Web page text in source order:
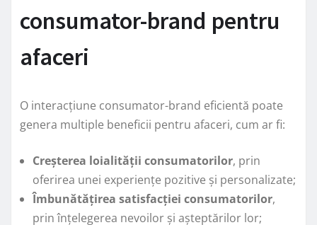
consumator-brand pentru
afaceri
O interacțiune consumator-brand eficientă poate
genera multiple beneficii pentru afaceri, cum ar fi:
Creșterea loialității consumatorilor, prin
oferirea unei experiențe pozitive și personalizate;
Îmbunătățirea satisfacției consumatorilor,
prin înțelegerea nevoilor și așteptărilor lor;